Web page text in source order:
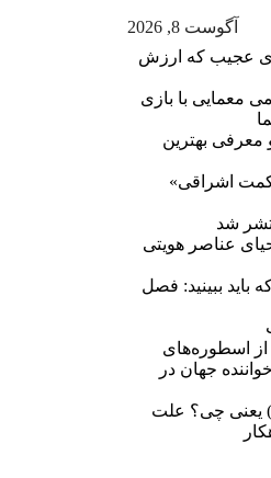
آگوست 8, 2026
عجیب که ارزش
معمایی با بازی
معرفی بهترین
اشراقی»
شد
عناصر هویتی
برتر بهار ۲۰۲۶ که باید ببینید: فصل
از اسطوره‌های
جهان در
گوست کردن (Ghosting) یعنی چی؟ علت